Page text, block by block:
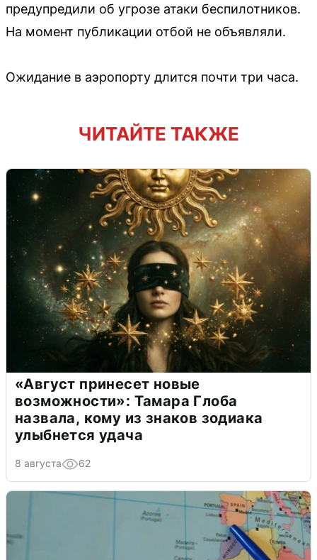
предупредили об угрозе атаки беспилотников.
На момент публикации отбой не объявляли.
Ожидание в аэропорту длится почти три часа.
ЧИТАЙТЕ ТАКЖЕ
«Август принесет новые
возможности»: Тамара Глоба
назвала, кому из знаков зодиака
улыбнется удача
8 августа 62